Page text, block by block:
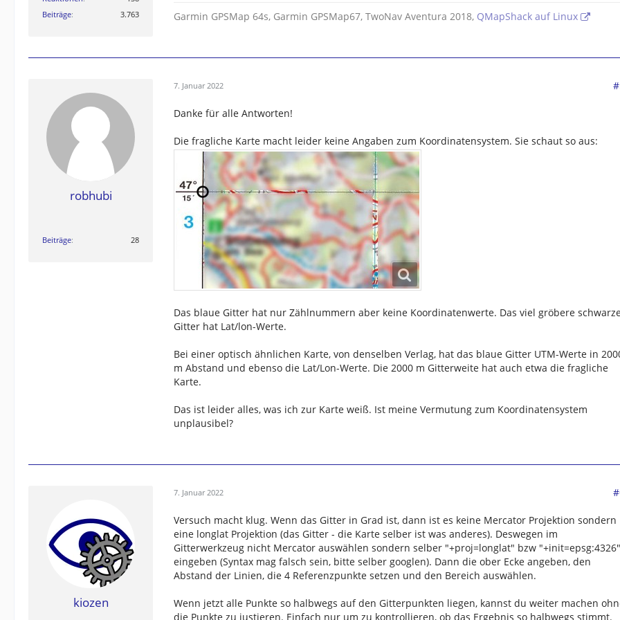
Beiträge
3.763 Garmin GPSMap 64s, Garmin GPSMap67, TwoNav Aventura 2018, QMapShack auf Linux
robhubi
Beiträge 28
7. Januar 2022
Danke für alle Antworten!
Die fragliche Karte macht leider keine Angaben zum Koordinatensystem. Sie schaut so aus:
Das blaue Gitter hat nur Zählnummern aber keine Koordinatenwerte. Das viel gröbere
Gitter hat Lat/lon-Werte.
Bei einer optisch ähnlichen Karte, von denselben Verlag, hat das blaue Gitter UTM-Werte in
m Abstand und ebenso die Lat/Lon-Werte. Die 2000 m Gitterweite hat auch etwa die fragliche
Karte.
Das ist leider alles, was ich zur Karte weiß. Ist meine Vermutung zum Koordinatensystem
unplausibel?
kiozen
7. Januar 2022
Versuch macht klug. Wenn das Gitter in Grad ist, dann ist es keine Mercator Projektion sondern
eine longlat Projektion (das Gitter - die Karte selber ist was anderes). Deswegen im
Gitterwerkzeug nicht Mercator auswählen sondern selber "+proj=longlat" bzw "+init=epsg:4326"
eingeben (Syntax mag falsch sein, bitte selber googlen). Dann die ober Ecke angeben, den
Abstand der Linien, die 4 Referenzpunkte setzen und den Bereich auswählen.
Wenn jetzt alle Punkte so halbwegs auf den Gitterpunkten liegen, kannst du weiter machen
die Punkte zu justieren. Einfach nur um zu kontrollieren, ob das Ergebnis so halbwegs stimmt.